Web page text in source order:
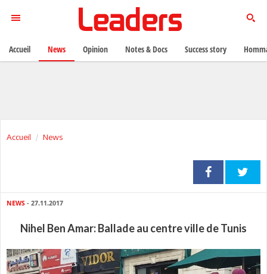
Accueil News
NEWS - 27.11.2017
Nihel Ben Amar: Ballade au centre ville de Tunis
Accueil News Opinion Notes & Docs Success story